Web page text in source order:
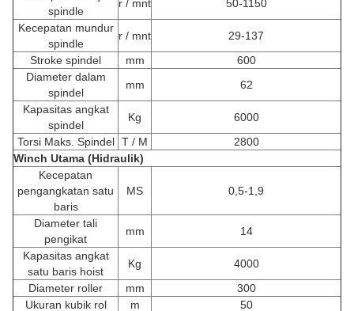
spindle
r / mnt
50-1150
Kecepatan mundur
spindle
r / mnt
29-137
Stroke spindel
mm
600
Diameter dalam
spindel
mm
62
Kapasitas angkat
spindel
Kg
6000
Torsi Maks. Spindel T / M
2800
Winch Utama (Hidraulik)
Kecepatan
pengangkatan satu
baris
MS 0,5-1,9
Diameter tali
pengikat
mm
14
Kapasitas angkat
satu baris hoist
Kg
4000
Diameter roller
mm
300
Ukuran kubik rol
m 50